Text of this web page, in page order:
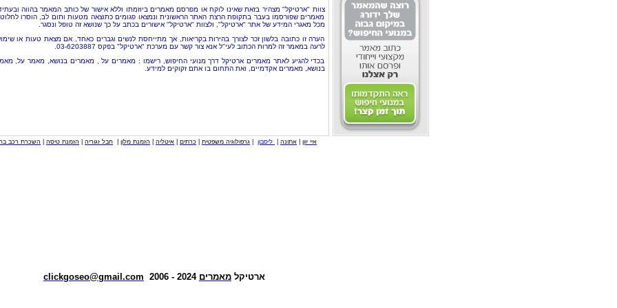
צוות "ארטיקל" מצהיר בזאת שאינו לוקח או מפרסם מאמרים ביוזמתו וללא אישור של כותב המאמר בהווה
מאמרים שפורסמו בעבר בתקופת הרצת האתר הראשונית ונמצאו פגומים כתוצאה מטעות ותום לב, הוסרו
מכל מאגרי המידע של אתר "ארטיקל", ולצוות "ארטיקל" אישורים בכתב על כך שנושא זה טופל ונסגר.
הערה זו כתובה בלשון זכר לצורך בהירות בקריאות, אך מתייחסת לנשים וגברים כאחד, אם מצאת טעות או
לרעה במאמר זה למרות הכתוב לעי"ל אנא צור קשר עם מערכת "ארטיקל" בפקס 03-6203887.
בכדי להגיע לאתר מאמרים ארטיקל דרך מנועי החיפוש, רישמו : מאמרים על , מאמרים בנושא, מאמר על,
בנושא, מאמרים אקדמיים, ואת התחום בו אתם זקוקים למידע.
איי יוון אתונה ליסבון גרפולוגיה משפטית כרתים איטליה הזמנת מלון חבל זגוריה הזמנת טיסה השכרת רכב
ארטיקל מאמרים 2024 - 2006
clickgoseo@gmail.com